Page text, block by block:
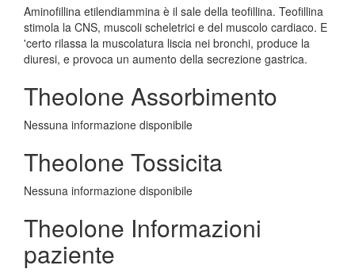
Aminofillina etilendiammina è il sale della teofillina. Teofillina
stimola la CNS, muscoli scheletrici e del muscolo cardiaco. E
'certo rilassa la muscolatura liscia nei bronchi, produce la
diuresi, e provoca un aumento della secrezione gastrica.
Theolone Assorbimento
Nessuna informazione disponibile
Theolone Tossicita
Nessuna informazione disponibile
Theolone Informazioni
paziente